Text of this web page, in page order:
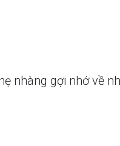
nhàng gợi nhớ về